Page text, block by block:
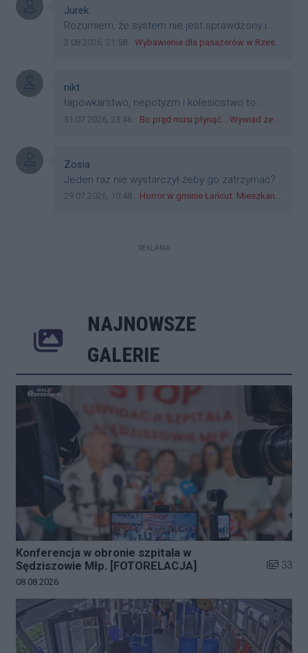
plastik czy inne bliki. Zakrawa na
dyskryminację.
Autor komentarza:
Jurek
Treść komentarza:
Rozumiem, że system nie jest sprawdzony i
przetestowany. Wybieram się z mim młodym
przejazdów dadzą radę. Albo ogarną, jak to
teraz młode ludzie mówią.
Data dodania komentarza:
2.08.2026, 21:58 Źródło komentarza:
Wybawienie dla pasażerów w Rzeszowie? W mieście ruszyły testy nowego rozwiązania
Autor komentarza:
nikt
Treść komentarza:
łapówkarstwo, nepotyzm i kolesiostwo to
norma w pge dystrybucja rzeszów, takie ***e
zagorzali pisowcy
Data dodania komentarza:
31.07.2026, 23:46 Źródło komentarza:
Bo prąd musi płynąć... Wywiad ze Zbigniewem Możdżeniem - Dyrektorem Generalnym Oddziału PGE Dystrybucja w Rzeszowie
Autor komentarza:
Zosia
Treść komentarza:
Jeden raz nie wystarczył żeby go zatrzymać?
Data dodania komentarza:
29.07.2026, 10:48 Źródło komentarza:
Horror w gminie Łańcut. Mieszkaniec Rzeszowa terroryzował rodzinę nożem i zaatakował policjantów! [VIDEO]
REKLAMA
NAJNOWSZE
GALERIE
Konferencja w obronie szpitala w
Sędziszowie Młp. [FOTORELACJA]
Liczba
33
Data dodania galerii:
08.08.2026